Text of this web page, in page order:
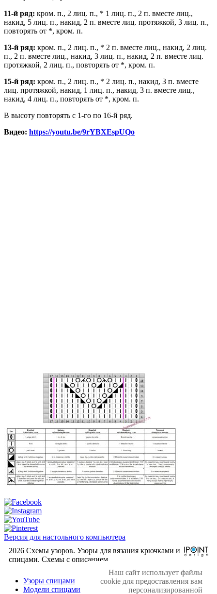
11-й ряд: кром. п., 2 лиц. п., * 1 лиц. п., 2 п. вместе лиц.,
накид, 5 лиц. п., накид, 2 п. вместе лиц. протяжкой, 3 лиц. п.,
повторять от *, кром. п.
13-й ряд: кром. п., 2 лиц. п., * 2 п. вместе лиц., накид, 2 лиц.
п., 2 п. вместе лиц., накид, 3 лиц. п., накид, 2 п. вместе лиц.
протяжкой, 2 лиц. п., повторять от *, кром. п.
15-й ряд: кром. п., 2 лиц. п., * 2 лиц. п., накид, 3 п. вместе
лиц. протяжкой, накид, 1 лиц. п., накид, 3 п. вместе лиц.,
накид, 4 лиц. п., повторять от *, кром. п.
В высоту повторять с 1-го по 16-й ряд.
Видео: https://youtu.be/9rYBXEspUQo
Версия для настольного компьютера
2026 Схемы узоров. Узоры для вязания крючками и
спицами. Cхемы с описанием.
Узоры спицами
Модели спицами
Наш сайт использует файлы
cookie для предоставления вам
персонализированной